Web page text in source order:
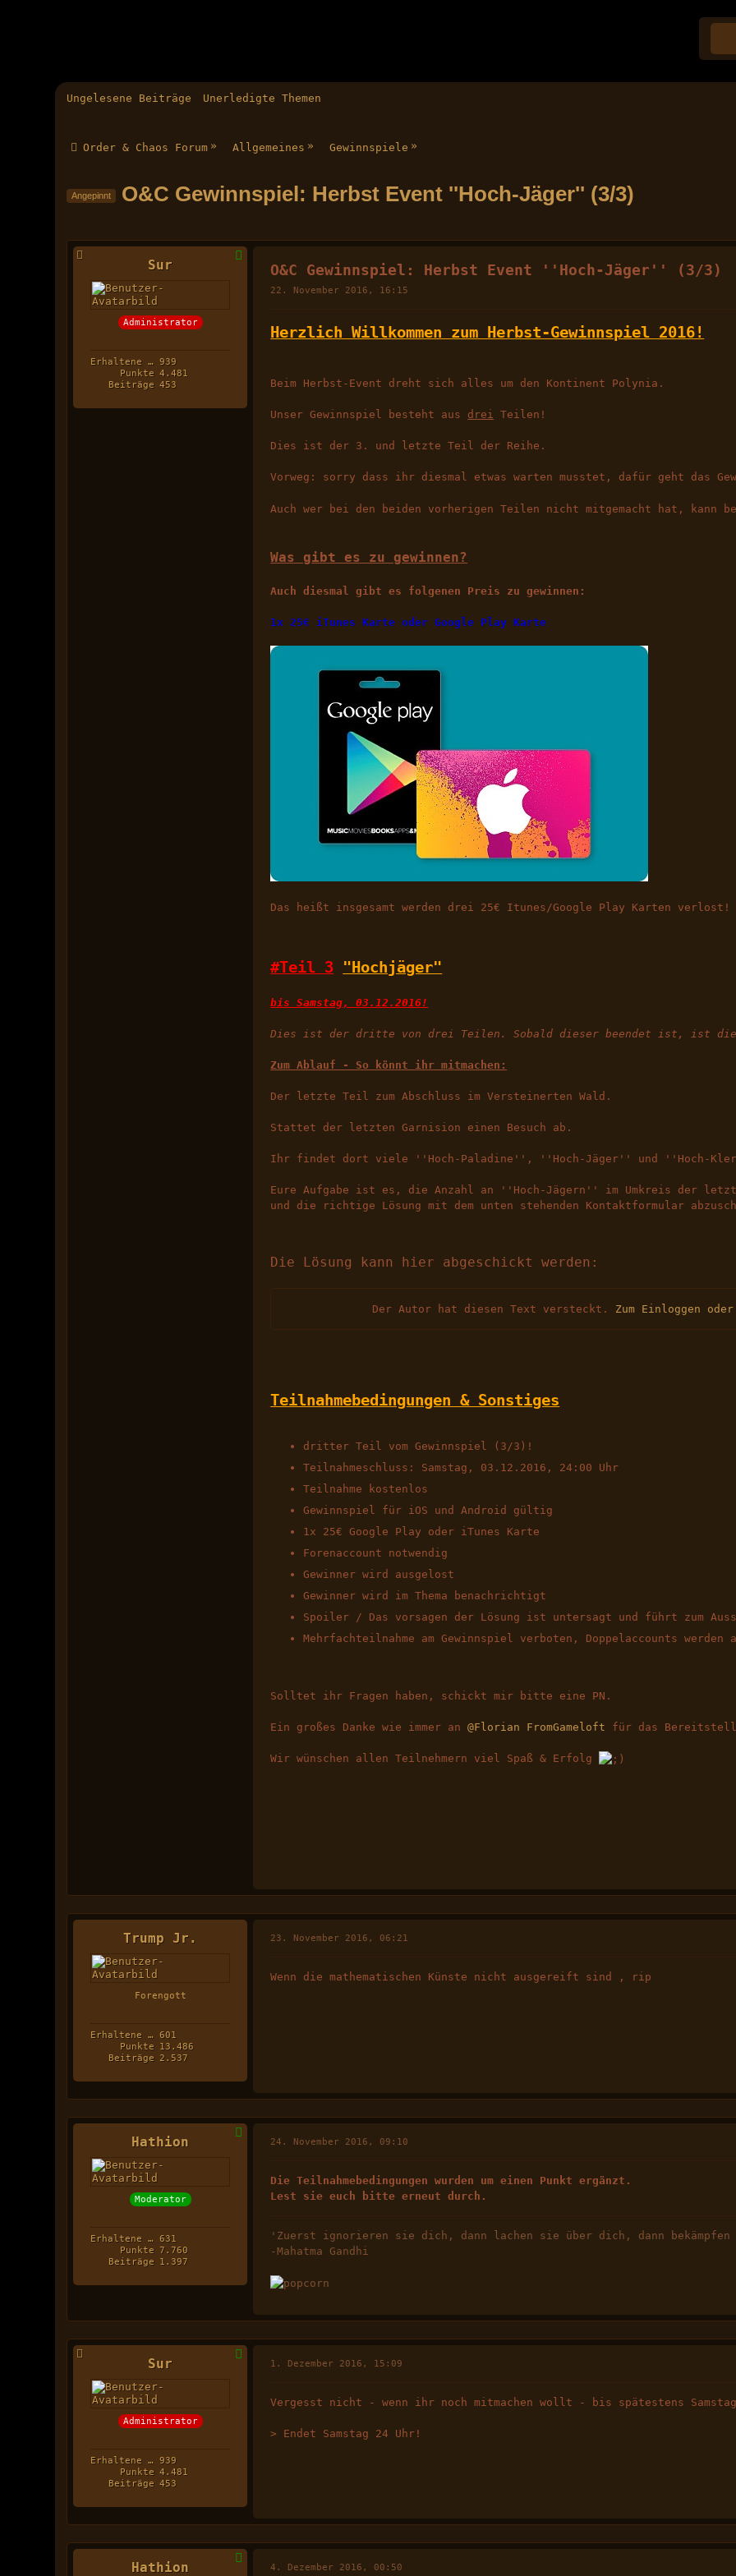
Ungelesene Beiträge Unerledigte Themen
Order & Chaos Forum » Allgemeines » Gewinnspiele »
Angepinnt O&C Gewinnspiel: Herbst Event ''Hoch-Jäger'' (3/3)
Sur
Administrator
Erhaltene Likes 939
Punkte 4.481
Beiträge 453
O&C Gewinnspiel: Herbst Event ''Hoch-Jäger'' (3/3)
22. November 2016, 16:15
Herzlich Willkommen zum Herbst-Gewinnspiel 2016!
Beim Herbst-Event dreht sich alles um den Kontinent Polynia.
Unser Gewinnspiel besteht aus drei Teilen!
Dies ist der 3. und letzte Teil der Reihe.
Vorweg: sorry dass ihr diesmal etwas warten musstet, dafür geht das
Auch wer bei den beiden vorherigen Teilen nicht mitgemacht hat, kann
Was gibt es zu gewinnen?
Auch diesmal gibt es folgenen Preis zu gewinnen:
1x 25€ iTunes Karte oder Google Play Karte
Das heißt insgesamt werden drei 25€ Itunes/Google Play Karten verlost!
#Teil 3 "Hochjäger"
bis Samstag, 03.12.2016!
Dies ist der dritte von drei Teilen. Sobald dieser beendet ist, ist die
Zum Ablauf - So könnt ihr mitmachen:
Der letzte Teil zum Abschluss im Versteinerten Wald.
Stattet der letzten Garnision einen Besuch ab.
Ihr findet dort viele ''Hoch-Paladine'', ''Hoch-Jäger'' und ''Hoch-
Eure Aufgabe ist es, die Anzahl an ''Hoch-Jägern'' im Umkreis der
und die richtige Lösung mit dem unten stehenden Kontaktformular
Die Lösung kann hier abgeschickt werden:
Der Autor hat diesen Text versteckt. Zum Einloggen
Teilnahmebedingungen & Sonstiges
dritter Teil vom Gewinnspiel (3/3)!
Teilnahmeschluss: Samstag, 03.12.2016, 24:00 Uhr
Teilnahme kostenlos
Gewinnspiel für iOS und Android gültig
1x 25€ Google Play oder iTunes Karte
Forenaccount notwendig
Gewinner wird ausgelost
Gewinner wird im Thema benachrichtigt
Spoiler / Das vorsagen der Lösung ist untersagt und führt zum
Mehrfachteilnahme am Gewinnspiel verboten, Doppelaccounts werden
Solltet ihr Fragen haben, schickt mir bitte eine PN.
Ein großes Danke wie immer an@Florian FromGameloft für das
Wir wünschen allen Teilnehmern viel Spaß & Erfolg
Trump Jr.
Forengott
Erhaltene Likes 601
Punkte 13.486
Beiträge 2.537
23. November 2016, 06:21
Wenn die mathematischen Künste nicht ausgereift sind , rip
Hathion
Moderator
Erhaltene Likes 631
Punkte 7.760
Beiträge 1.397
24. November 2016, 09:10
Die Teilnahmebedingungen wurden um einen Punkt ergänzt.
Lest sie euch bitte erneut durch.
'Zuerst ignorieren sie dich, dann lachen sie über dich, dann
-Mahatma Gandhi
Sur
Administrator
Erhaltene Likes 939
Punkte 4.481
Beiträge 453
1. Dezember 2016, 15:09
Vergesst nicht - wenn ihr noch mitmachen wollt - bis spätestens
> Endet Samstag 24 Uhr!
Hathion 4. Dezember 2016, 00:50